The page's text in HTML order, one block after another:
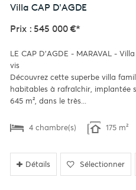
Villa CAP D'AGDE
Prix : 545 000 €*
LE CAP D'AGDE - MARAVAL -
vis
Découvrez cette superbe villa
habitables à rafraîchir, implantée
645 m², dans le très...
4 chambre(s) 175 m²
Détails Sélectionner